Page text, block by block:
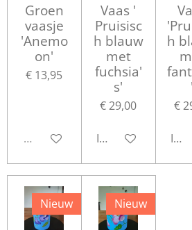
Groen
vaasje
'Anemo
on'
€ 13,95
Uitverkocht
Vaas '
Pruisisc
h blauw
met
fuchsia'
s'
€ 29,00
In winkelwagen
h
'
€
In
Nieuw Nieuw